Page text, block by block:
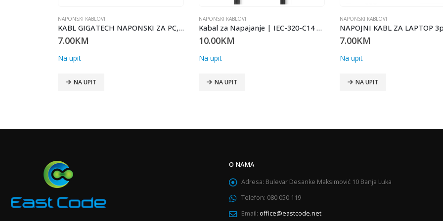
NAPONSKI KABLOVI
10.00
Na upit
NA UPIT
NAPONSKI KABLOVI
7.00KM
Na upit
NA UPIT
NAPONSKI KABLOVI
3.20KM
Na upit
NA UPIT
O NAMA
Adresa: Bulevar Desanke Maksimović 10 Banja Luka
Telefon: 080 050 119
Email: office@eastcode.net